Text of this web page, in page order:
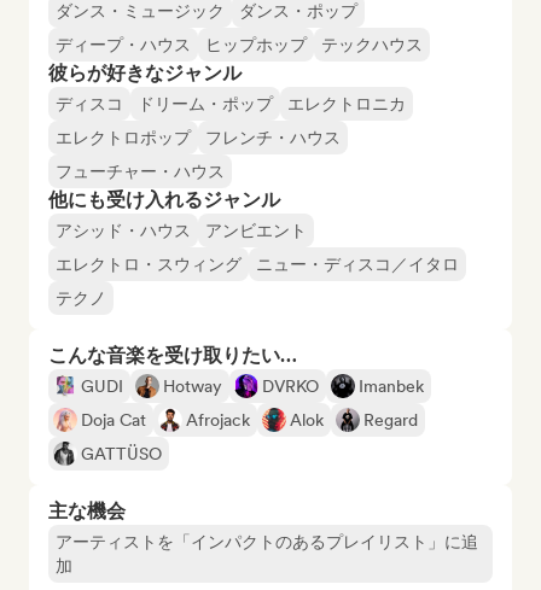
ダンス・ミュージック
ダンス・ポップ
ディープ・ハウス
ヒップホップ テックハウス
彼らが好きなジャンル
ディスコ ドリーム・ポップ
エレクトロニカ
エレクトロポップ
フレンチ・ハウス
フューチャー・ハウス
他にも受け入れるジャンル
アシッド・ハウス
アンビエント
エレクトロ・スウィング
ニュー・ディスコ／イタロ
テクノ
こんな音楽を受け取りたい…
GUDI Hotway DVRKO
Imanbek
Doja Cat
Afrojack Alok
Regard
GATTÜSO
主な機会
アーティストを「インパクトのあるプレイリスト」に追
加